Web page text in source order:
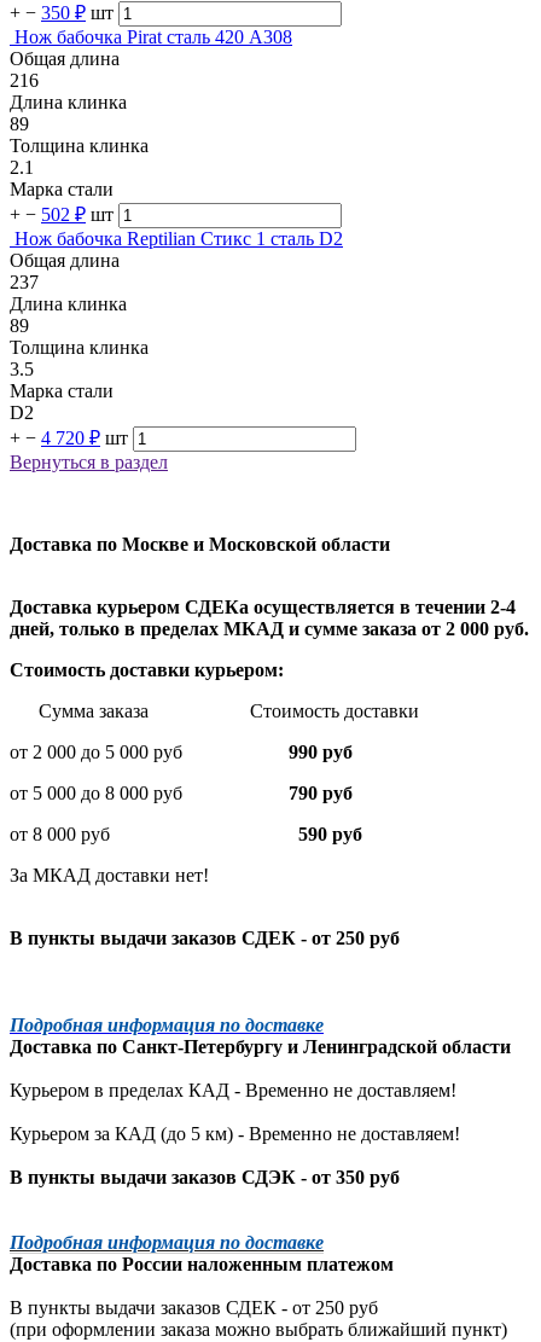
+ − 350 ₽ шт
Нож бабочка Pirat сталь 420 A308
Общая длина
216
Длина клинка
89
Толщина клинка
2.1
Марка стали
+ − 502 ₽ шт
Нож бабочка Reptilian Стикс 1 сталь D2
Общая длина
237
Длина клинка
89
Толщина клинка
3.5
Марка стали
D2
+ − 4 720 ₽ шт
Вернуться в раздел
Доставка по Москве и Московской области
Доставка курьером СДЕКа осуществляется в течении 2-4
дней, только в пределах МКАД и сумме заказа от 2 000 руб.
Стоимость доставки курьером:
Сумма заказа Стоимость доставки
от 2 000 до 5 000 руб
990 руб
от 5 000 до 8 000 руб 790 руб
от 8 000 руб 590 руб
За МКАД доставки нет!
В пункты выдачи заказов СДЕК - от 250 руб
Подробная информация по доставке
Доставка по Санкт-Петербургу и Ленинградской области
Курьером в пределах КАД - Временно не доставляем!
Курьером за КАД (до 5 км) - Временно не доставляем!
В пункты выдачи заказов СДЭК - от 350 руб
Подробная информация по доставке
Доставка по России наложенным платежом
В пункты выдачи заказов СДЕК - от 250 руб
(при оформлении заказа можно выбрать ближайший пункт)